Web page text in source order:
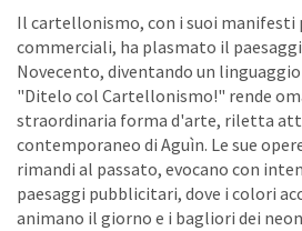
Il cartellonismo, con i suoi manifesti
commerciali, ha plasmato il
Novecento, diventando un
"Ditelo col Cartellonismo!" rende
straordinaria forma d'arte, riletta
contemporaneo di Aguìn. Le sue
rimandi al passato, evocano con
paesaggi pubblicitari, dove i colori
animano il giorno e i bagliori dei